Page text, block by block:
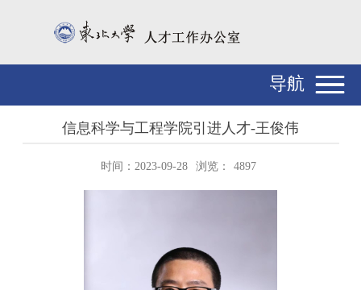
导航
信息科学与工程学院引进人才-王俊伟
时间：2023-09-28 浏览： 4897